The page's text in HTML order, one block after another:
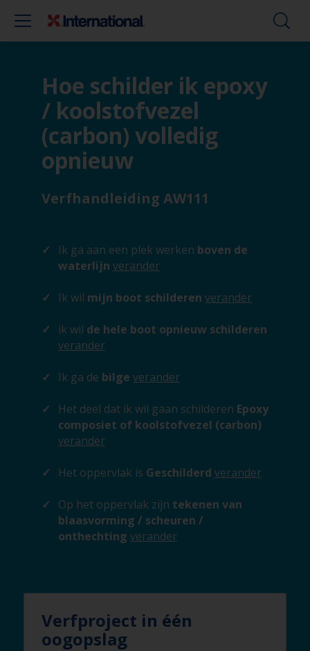
Hoe schilder ik epoxy
/ koolstofvezel
(carbon) volledig
opnieuw
Verfhandleiding AW111
Ik ga aan een plek werken boven de
waterlijn verander
Ik wil mijn boot schilderen verander
ik wil de hele boot opnieuw schilderen
verander
Ik ga de bilge verander
Het deel dat ik wil gaan schilderen Epoxy
composiet of koolstofvezel (carbon)
verander
Het oppervlak is Geschilderd verander
Op het oppervlak zijn tekenen van
blaasvorming / scheuren /
onthechting verander
Verfproject in één
oogopslag